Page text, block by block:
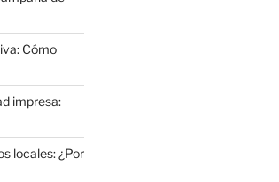
Cómo
impresa:
locales: ¿Por